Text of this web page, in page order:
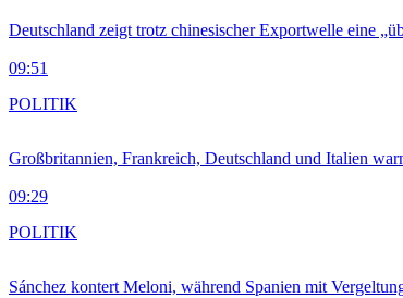
Deutschland zeigt trotz chinesischer Exportwelle eine
09:51
Großbritannien, Frankreich, Deutschland und Italien
09:29
POLITIK
Sánchez kontert Meloni, während Spanien mit
POLITIK